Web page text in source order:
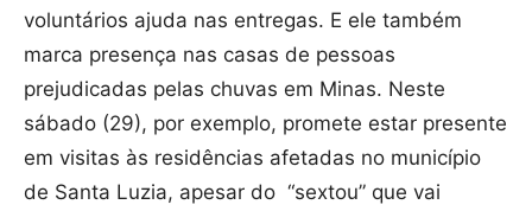
voluntários ajuda nas entregas. E ele também
marca presença nas casas de pessoas
prejudicadas pelas chuvas em Minas. Neste
sábado (29), por exemplo, promete estar presente
em visitas às residências afetadas no município
de Santa Luzia, apesar do “sextou” que vai